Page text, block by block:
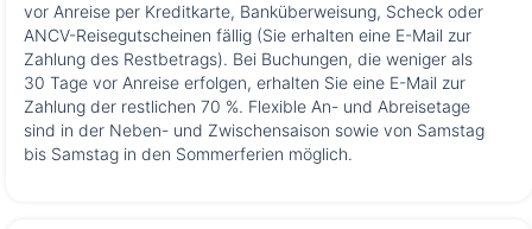
vor Anreise per Kreditkarte, Banküberweisung, Scheck oder
ANCV-Reisegutscheinen fällig (Sie erhalten eine E-Mail zur
Zahlung des Restbetrags). Bei Buchungen, die weniger als
30 Tage vor Anreise erfolgen, erhalten Sie eine E-Mail zur
Zahlung der restlichen 70 %. Flexible An- und Abreisetage
sind in der Neben- und Zwischensaison sowie von Samstag
bis Samstag in den Sommerferien möglich.